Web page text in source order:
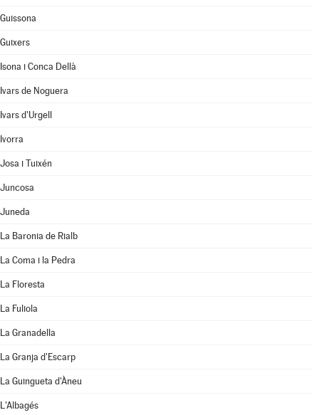
Guissona
Guixers
Isona i Conca Dellà
Ivars de Noguera
Ivars d'Urgell
Ivorra
Josa i Tuixén
Juncosa
Juneda
La Baronia de Rialb
La Coma i la Pedra
La Floresta
La Fuliola
La Granadella
La Granja d'Escarp
La Guingueta d'Àneu
L'Albagés